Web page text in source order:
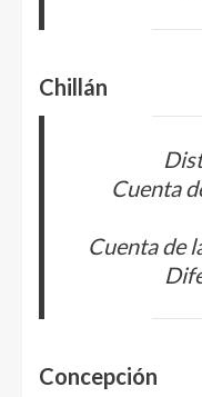
Chillán
Cuenta
Cuenta de
Concepción